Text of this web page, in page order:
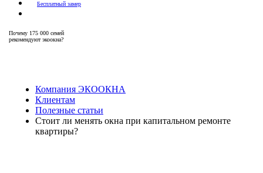
Бесплатный замер
Почему 175 000 семей
рекомендуют экоокна?
Компания ЭКООКНА
Клиентам
Полезные статьи
Стоит ли менять окна при капитальном ремонте
квартиры?